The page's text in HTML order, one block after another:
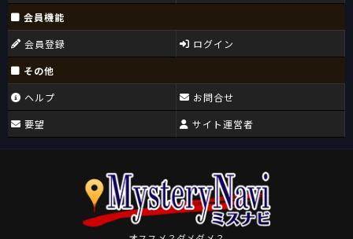
会員機能
会員登録
ログイン
その他
ヘルプ
要望
お問合せ
サイト運営者